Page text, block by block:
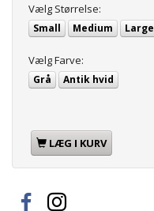
Vælg Størrelse:
Small Medium Large
VælgFarve:
Grå Antik hvid
LÆG I KURV